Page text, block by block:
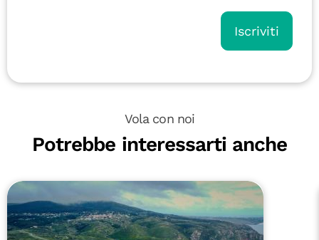
Iscriviti
Vola con noi
Potrebbe interessarti anche